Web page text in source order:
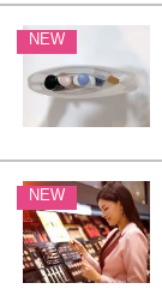
NEW
NEW